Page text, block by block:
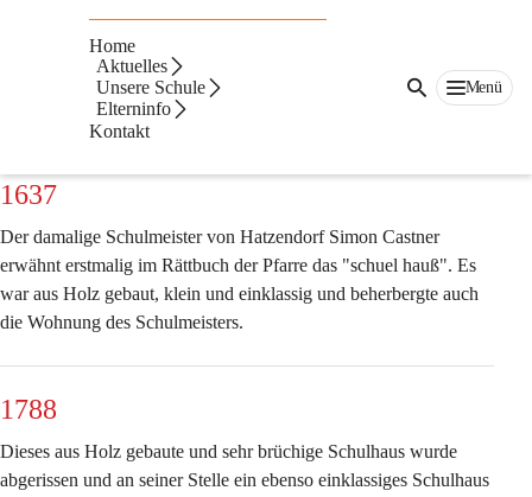
Home
Aktuelles
Unsere Schule
Elterninfo
Kontakt
Menü
Geschichtliches
Die Volksschule Hatzendorf kann auf eine lange, ereignisvolle
Geschichte von einigen Jahrhunderten zurückblicken.
Hier soll nur ein ganz kurzer geschichtlicher Überblick gegeben
1637
Der damalige Schulmeister von Hatzendorf Simon Castner
erwähnt erstmalig im Rättbuch der Pfarre das "schuel hauß". Es
war aus Holz gebaut, klein und einklassig und beherbergte auch
die Wohnung des Schulmeisters.
1788
Dieses aus Holz gebaute und sehr brüchige Schulhaus wurde
abgerissen und an seiner Stelle ein ebenso einklassiges Schulhaus